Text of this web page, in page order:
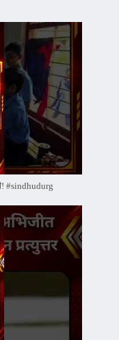
#sindhudurg